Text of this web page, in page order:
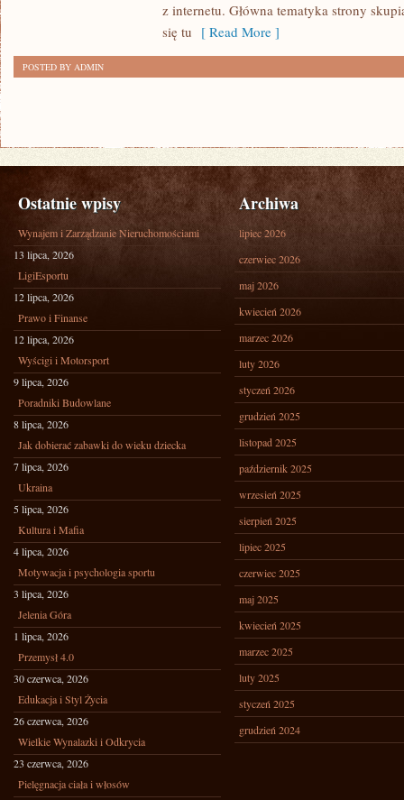
z internetu. Główna tematyka strony
się tu [ Read More ]
POSTED BY ADMIN
Ostatnie wpisy
Wynajem i Zarządzanie Nieruchomościami
13 lipca, 2026
LigiEsportu
12 lipca, 2026
Prawo i Finanse
12 lipca, 2026
Wyścigi i Motorsport
9 lipca, 2026
Poradniki Budowlane
8 lipca, 2026
Jak dobierać zabawki do wieku dziecka
7 lipca, 2026
Ukraina
5 lipca, 2026
Kultura i Mafia
4 lipca, 2026
Motywacja i psychologia sportu
3 lipca, 2026
Jelenia Góra
1 lipca, 2026
Przemysł 4.0
30 czerwca, 2026
Edukacja i Styl Życia
26 czerwca, 2026
Wielkie Wynalazki i Odkrycia
23 czerwca, 2026
Pielęgnacja ciała i włosów
Archiwa
lipiec 2026
czerwiec 2026
maj 2026
kwiecień 2026
marzec 2026
luty 2026
styczeń 2026
grudzień 2025
listopad 2025
październik 2025
wrzesień 2025
sierpień 2025
lipiec 2025
czerwiec 2025
maj 2025
kwiecień 2025
marzec 2025
luty 2025
styczeń 2025
grudzień 2024